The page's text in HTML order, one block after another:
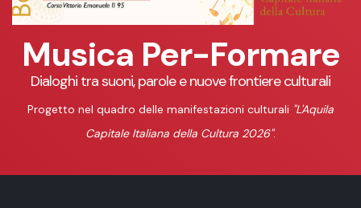
Musica Per-Formare
Dialoghi tra suoni, parole e nuove frontiere culturali
Progetto nel quadro delle manifestazioni culturali "L'Aquila
Capitale Italiana della Cultura 2026".